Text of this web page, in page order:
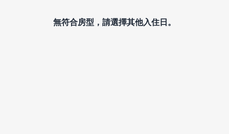
無符合房型，請選擇其他入住日。